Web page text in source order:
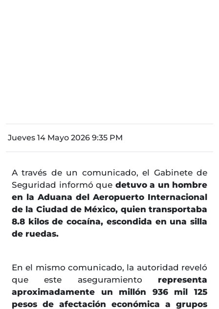
Jueves 14 Mayo 2026 9:35 PM
A través de un comunicado, el Gabinete de
Seguridad informó que detuvo a un hombre
en la Aduana del Aeropuerto Internacional
de la Ciudad de México, quien transportaba
8.8 kilos de cocaína, escondida en una silla
de ruedas.
En el mismo comunicado, la autoridad reveló
que este aseguramiento representa
aproximadamente un millón 936 mil 125
pesos de afectación económica a grupos